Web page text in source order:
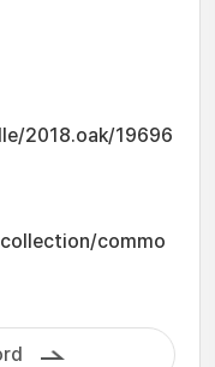
2018.oak/19696
commo